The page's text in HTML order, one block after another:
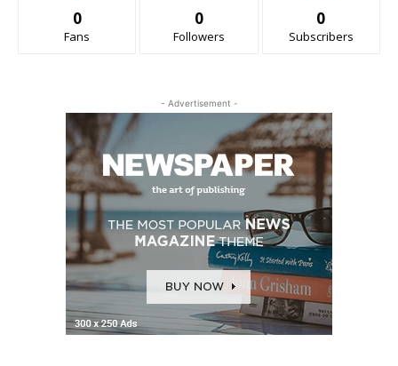
0
Fans
0
Followers
0
Subscribers
- Advertisement -